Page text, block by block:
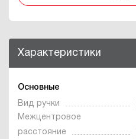
Характеристики
Основные
Вид ручки
Межцентровое
расстояние